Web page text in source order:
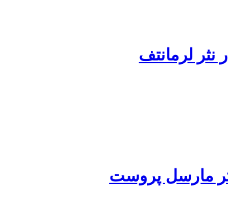
لرمانتف
مارسل پروست